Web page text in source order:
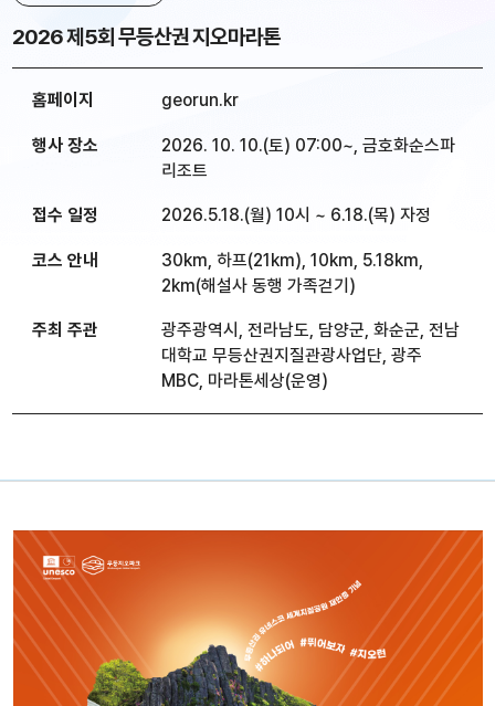
2026 제5회 무등산권 지오마라톤
홈페이지 georun.kr
행사 장소
2026. 10. 10.(토) 07:00~, 금호화순스파
리조트
접수 일정 2026.5.18.(월) 10시 ~ 6.18.(목) 자정
코스 안내
30km, 하프(21km), 10km, 5.18km,
2km(해설사 동행 가족걷기)
주최 주관
광주광역시, 전라남도, 담양군, 화순군, 전남
대학교 무등산권지질관광사업단, 광주
MBC, 마라톤세상(운영)